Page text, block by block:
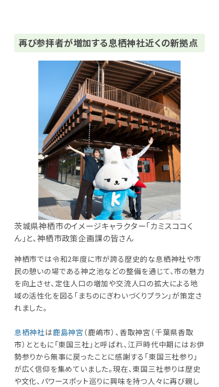
再び参拝者が増加する息栖神社近くの新拠点
茨城県神栖市のイメージキャラクター「カミスココく
ん」と、神栖市政策企画課の皆さん
神栖市では令和2年度に市が誇る歴史的な息栖神社や市
民の憩いの場である神之池などの整備を通じて、市の魅力
を向上させ、定住人口の増加や交流人口の拡大による地
域の活性化を図る「まちのにぎわいづくりプラン」が策定さ
れました。
息栖神社は鹿島神宮 （鹿嶋市）、香取神宮（千葉県香取
市）とともに「東国三社」と呼ばれ、江戸時代中期にはお伊
勢参りから無事に戻ったことに感謝する「東国三社参り」
が広く信仰を集めていました。現在、東国三社参りは歴史
や文化、パワースポット巡りに興味を持つ人々に再び親し